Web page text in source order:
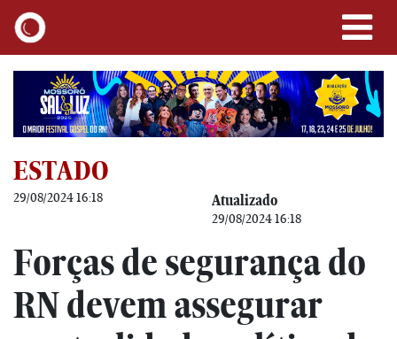
ESTADO
29/08/2024 16:18 Atualizado
29/08/2024 16:18
Forças de segurança do
RN devem assegurar